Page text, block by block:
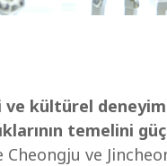
ve kültürel
temelini
ve